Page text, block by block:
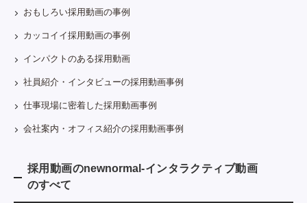
おもしろい採用動画の事例
カッコイイ採用動画の事例
インパクトのある採用動画
社員紹介・インタビューの採用動画事例
仕事現場に密着した採用動画事例
会社案内・オフィス紹介の採用動画事例
採用動画のnewnormal-インタラクティブ動画
のすべて